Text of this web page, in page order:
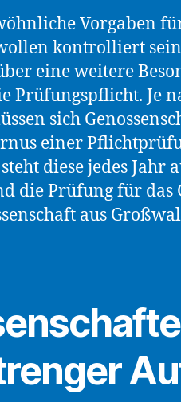
Vorgaben
kontrolliert sein
eine weitere
Prüfungspflicht. Je
sich
einer
diese jedes Jahr
die Prüfung für das
aus